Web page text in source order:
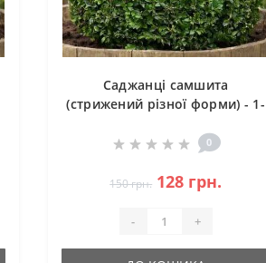
Саджанці самшита
(стрижений різної форми) - 1-
0
150 грн. 128 грн.
- +